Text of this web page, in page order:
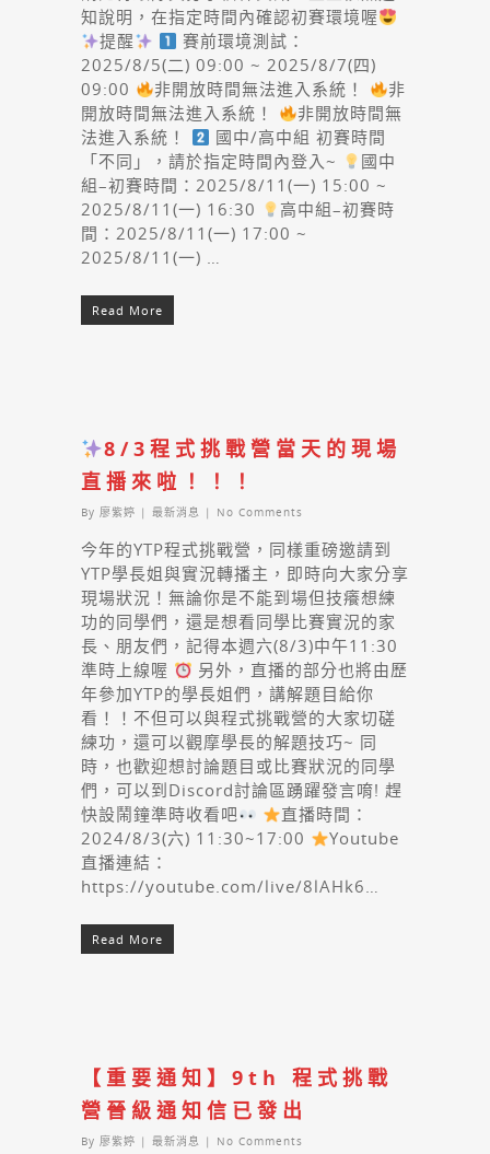
知說明，在指定時間內確認初賽環境喔
提醒
賽前環境測試：
2025/8/5(二) 09:00 ~ 2025/8/7(四)
09:00
非開放時間無法進入系統！
非
開放時間無法進入系統！
非開放時間無
法進入系統！
國中/高中組 初賽時間
「不同」，請於指定時間內登入~
國中
組–初賽時間：2025/8/11(一) 15:00 ~
2025/8/11(一) 16:30
高中組–初賽時
間：2025/8/11(一) 17:00 ~
2025/8/11(一) …
Read More
8/3程式挑戰營當天的現場
直播來啦！！！
By 廖紫婷 | 最新消息 | No Comments
今年的YTP程式挑戰營，同樣重磅邀請到
YTP學長姐與實況轉播主，即時向大家分享
現場狀況！無論你是不能到場但技癢想練
功的同學們，還是想看同學比賽實況的家
長、朋友們，記得本週六(8/3)中午11:30
準時上線喔
另外，直播的部分也將由歷
年參加YTP的學長姐們，講解題目給你
看！！不但可以與程式挑戰營的大家切磋
練功，還可以觀摩學長的解題技巧~ 同
時，也歡迎想討論題目或比賽狀況的同學
們，可以到Discord討論區踴躍發言唷! 趕
快設鬧鐘準時收看吧
直播時間：
2024/8/3(六) 11:30~17:00
Youtube
直播連結：
https://youtube.com/live/8lAHk6…
Read More
【重要通知】9th 程式挑戰
營晉級通知信已發出
By 廖紫婷 | 最新消息 | No Comments